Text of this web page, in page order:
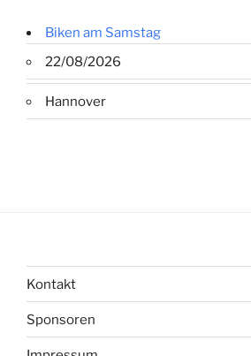
Biken am Samstag
22/08/2026
Hannover
Kontakt
Sponsoren